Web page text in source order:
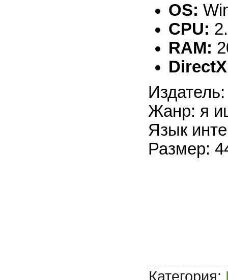
OS:
CPU:
RAM:
Жанр: я
Язык
Размер:
Категория: